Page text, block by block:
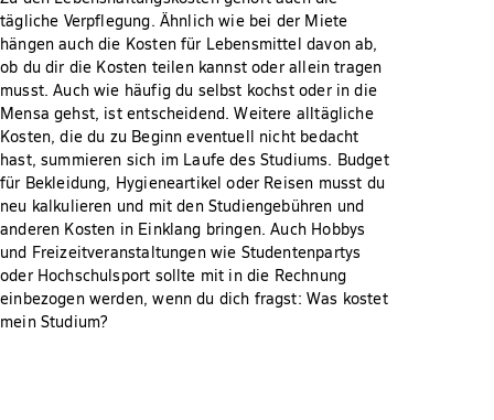
tägliche Verpflegung. Ähnlich wie bei der Miete
hängen auch die Kosten für Lebensmittel davon ab,
ob du dir die Kosten teilen kannst oder allein tragen
musst. Auch wie häufig du selbst kochst oder in die
Mensa gehst, ist entscheidend. Weitere alltägliche
Kosten, die du zu Beginn eventuell nicht bedacht
hast, summieren sich im Laufe des Studiums. Budget
für Bekleidung, Hygieneartikel oder Reisen musst du
neu kalkulieren und mit den Studiengebühren und
anderen Kosten in Einklang bringen. Auch Hobbys
und Freizeitveranstaltungen wie Studentenpartys
oder Hochschulsport sollte mit in die Rechnung
einbezogen werden, wenn du dich fragst: Was kostet
mein Studium?